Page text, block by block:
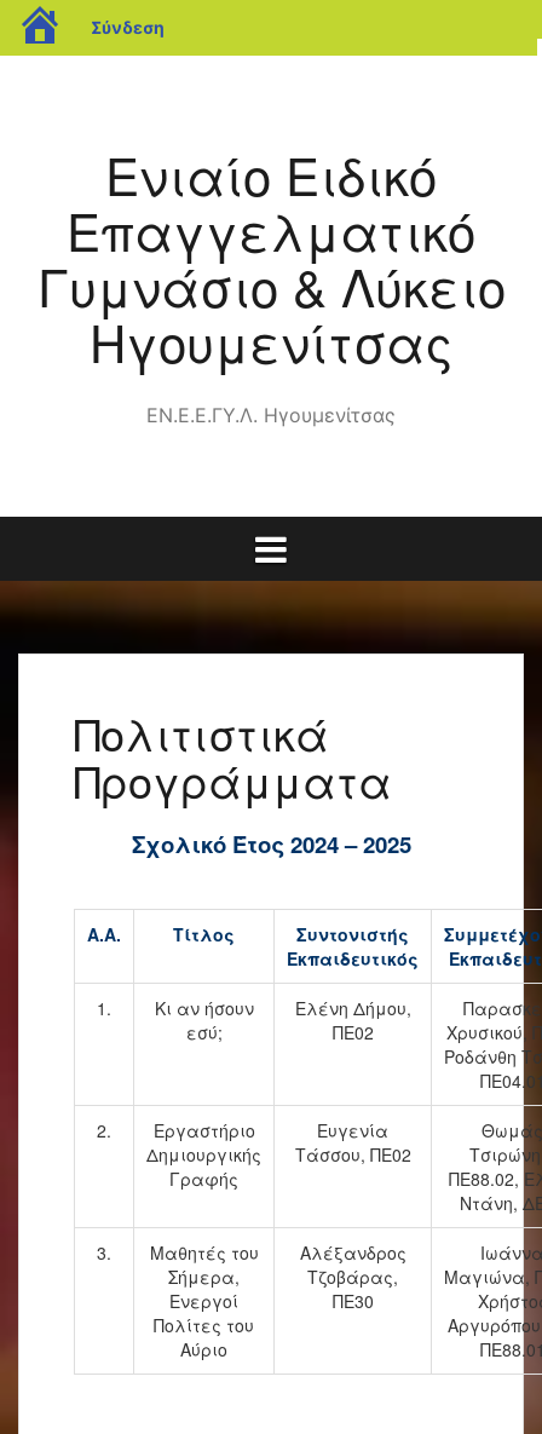
blogs.sch.gr
Σύνδεση
Ενιαίο Ειδικό
Επαγγελματικό
Γυμνάσιο & Λύκειο
Ηγουμενίτσας
ΕΝ.Ε.Ε.ΓΥ.Λ. Ηγουμενίτσας
Πολιτιστικά
Προγράμματα
Σχολικό Έτος 2024 – 2025
Α.Α. Τίτλος
Συντονιστής
Εκπαιδευτικός
1.
Κι αν ήσουν
εσύ;
Ελένη Δήμου,
ΠΕ02
Χρυσικού,
Ροδάνθη
2.
Εργαστήριο
Δημιουργικής
Γραφής
Ευγενία
Τάσσου, ΠΕ02
Θωμάς
ΠΕ88.02,
Ντάνη,
3.
Μαθητές του
Σήμερα,
Ενεργοί
Πολίτες του
Αύριο
Αλέξανδρος
Τζοβάρας,
ΠΕ30
Μαγιώνα,